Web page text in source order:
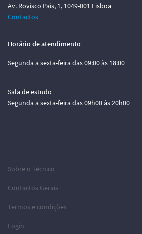
Av. Rovisco Pais, 1, 1049-001 Lisboa
Contactos
Horário de atendimento
Segunda a sexta-feira das 09:00 às 18:00
Sala de estudo
Segunda a sexta-feira das 09h00 às 20h00
Sobre o Técnico
Contactos Gerais
Termos e condições
Login